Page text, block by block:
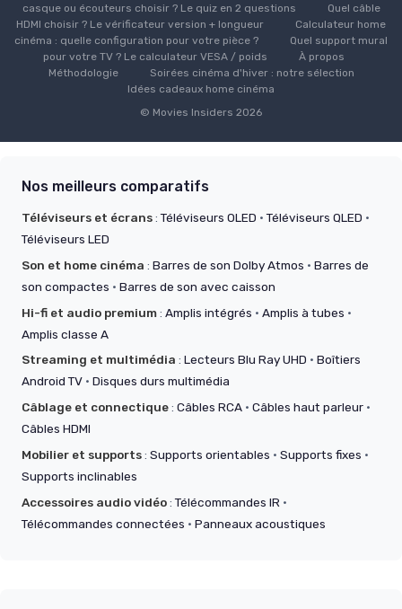
casque ou écouteurs choisir ? Le quiz en 2 questions
Quel câble
HDMI choisir ? Le vérificateur version + longueur
Calculateur home
cinéma : quelle configuration pour votre pièce ?
Quel support mural
pour votre TV ? Le calculateur VESA / poids
À propos
Méthodologie
Soirées cinéma d'hiver : notre sélection
Idées cadeaux home cinéma
© Movies Insiders 2026
Nos meilleurs comparatifs
Téléviseurs et écrans:Téléviseurs OLED ·Téléviseurs QLED ·
Téléviseurs LED
Son et home cinéma : Barres de son Dolby Atmos · Barres de
son compactes · Barres de son avec caisson
Hi-fi et audio premium: Amplis intégrés · Amplis à tubes ·
Amplis classe A
Streaming et multimédia : Lecteurs Blu Ray UHD · Boîtiers
Android TV · Disques durs multimédia
Câblage et connectique: Câbles RCA · Câbles haut parleur ·
Câbles HDMI
Mobilier et supports: Supports orientables · Supports fixes ·
Supports inclinables
Accessoires audio vidéo:Télécommandes IR ·
Télécommandes connectées · Panneaux acoustiques